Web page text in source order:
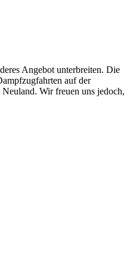
Angebot unterbreiten. Die
auf der
Wir freuen uns jedoch,